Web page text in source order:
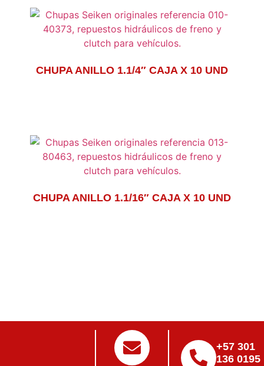
CHUPA ANILLO 1.1/4″ CAJA X 10 UND
CHUPA ANILLO 1.1/16″ CAJA X 10 UND
+57 301
136 0195